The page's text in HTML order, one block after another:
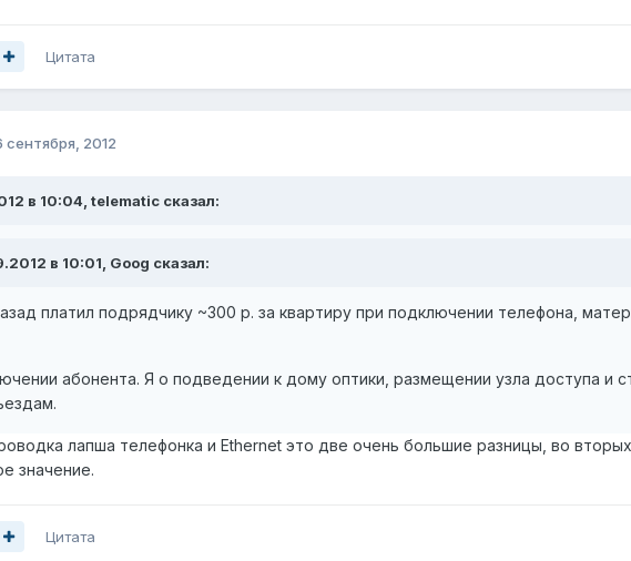
Цитата
сентября, 2012
в 10:04, telematic сказал:
в 10:01, Goog сказал:
платил подрядчику ~300 р. за квартиру при подключении телефона,
абонента. Я о подведении к дому оптики, размещении узла доступа и
лапша телефонка и Ethernet это две очень большие разницы, во
значение.
Цитата